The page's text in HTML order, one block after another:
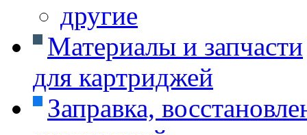
другие
Материалы и запчасти
для картриджей
Заправка,